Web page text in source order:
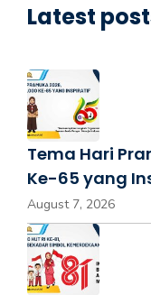
Latest
Tema Hari
Ke-65 yang
August 7, 2026